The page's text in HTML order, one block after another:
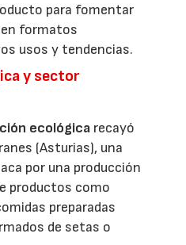
para fomentar
en formatos
usos y tendencias.
y sector
ecológica recayó
(Asturias), una
por una producción
productos como
preparadas
de setas o